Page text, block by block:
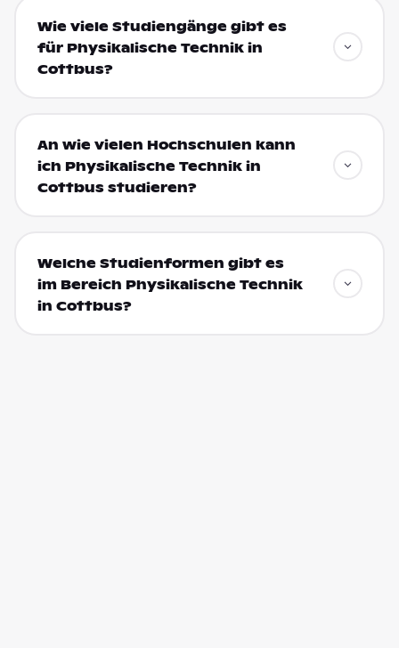
Wie viele Studiengänge gibt es
für Physikalische Technik in
Cottbus?
An wie vielen Hochschulen kann
ich Physikalische Technik in
Cottbus studieren?
Welche Studienformen gibt es
im Bereich Physikalische Technik
in Cottbus?